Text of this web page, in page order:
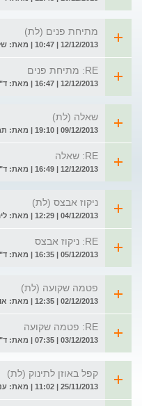
מתיחת פנים (לת)
12/12/2013 | 10:47 | מאת: שלומית 35
RE: מתיחת פנים
12/12/2013 | 16:47 | מאת: ד"ר יעקב זילר
שאלה (לת)
09/12/2013 | 19:10 | מאת: תמר
RE: שאלה
12/12/2013 | 16:49 | מאת: ד"ר יעקב זילר
ניקוז אבצס (לת)
04/12/2013 | 12:29 | מאת: לירן
RE: ניקוז אבצס
05/12/2013 | 16:35 | מאת: ד"ר יעקב זילר
פטמה שקועה (לת)
02/12/2013 | 12:35 | מאת: אור
RE: פטמה שקועה
03/12/2013 | 07:35 | מאת: ד"ר יעקב זילר
קפל באוזן לתינוק (לת)
25/11/2013 | 11:02 | מאת: ענת